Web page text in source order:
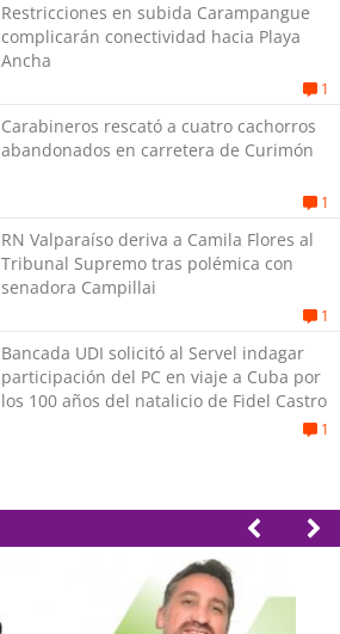
Restricciones en subida Carampangue
complicarán conectividad hacia Playa
Ancha
1
Carabineros rescató a cuatro cachorros
abandonados en carretera de Curimón
1
RN Valparaíso deriva a Camila Flores al
Tribunal Supremo tras polémica con
senadora Campillai
1
Bancada UDI solicitó al Servel indagar
participación del PC en viaje a Cuba por
los 100 años del natalicio de Fidel Castro
1